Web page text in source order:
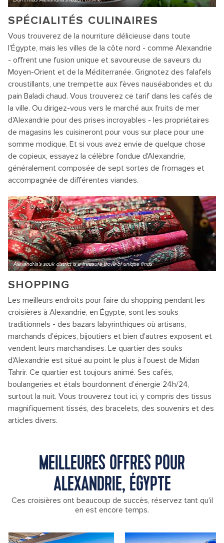
SPÉCIALITÉS CULINAIRES
Vous trouverez de la nourriture délicieuse dans toute
l'Égypte, mais les villes de la côte nord - comme Alexandrie
- offrent une fusion unique et savoureuse de saveurs du
Moyen-Orient et de la Méditerranée. Grignotez des falafels
croustillants, une trempette aux fèves nauséabondes et du
pain Baladi chaud. Vous trouverez ce tarif dans les cafés de
la ville. Ou dirigez-vous vers le marché aux fruits de mer
d'Alexandrie pour des prises incroyables - les propriétaires
de magasins les cuisineront pour vous sur place pour une
somme modique. Et si vous avez envie de quelque chose
de copieux, essayez la célèbre fondue d'Alexandrie,
généralement composée de sept sortes de fromages et
accompagnée de différentes viandes.
Alexandria's souk district is a treasure trove of unique finds
SHOPPING
Les meilleurs endroits pour faire du shopping pendant les
croisières à Alexandrie, en Égypte, sont les souks
traditionnels - des bazars labyrinthiques où artisans,
marchands d'épices, bijoutiers et bien d'autres exposent et
vendent leurs marchandises. Le quartier des souks
d'Alexandrie est situé au point le plus à l'ouest de Midan
Tahrir. Ce quartier est toujours animé. Ses cafés,
boulangeries et étals bourdonnent d'énergie 24h/24,
surtout la nuit. Vous trouverez tout ici, y compris des tissus
magnifiquement tissés, des bracelets, des souvenirs et des
articles divers.
MEILLEURES OFFRES POUR
ALEXANDRIE, ÉGYPTE
Ces croisières ont beaucoup de succès, réservez tant qu'il
en est encore temps.